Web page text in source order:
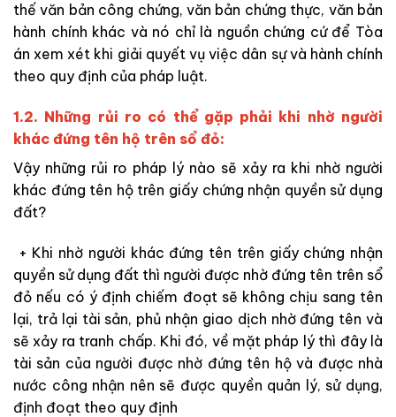
thế văn bản công chứng, văn bản chứng thực, văn bản
hành chính khác và nó chỉ là nguồn chứng cứ để Tòa
án xem xét khi giải quyết vụ việc dân sự và hành chính
theo quy định của pháp luật.
1.2. Những rủi ro có thể gặp phải khi nhờ người
khác đứng tên hộ trên sổ đỏ:
Vậy những rủi ro pháp lý nào sẽ xảy ra khi nhờ người
khác đứng tên hộ trên giấy chứng nhận quyền sử dụng
đất?
+ Khi nhờ người khác đứng tên trên giấy chứng nhận
quyền sử dụng đất thì người được nhờ đứng tên trên sổ
đỏ nếu có ý định chiếm đoạt sẽ không chịu sang tên
lại, trả lại tài sản, phủ nhận giao dịch nhờ đứng tên và
sẽ xảy ra tranh chấp. Khi đó, về mặt pháp lý thì đây là
tài sản của người được nhờ đứng tên hộ và được nhà
nước công nhận nên sẽ được quyền quản lý, sử dụng,
định đoạt theo quy định